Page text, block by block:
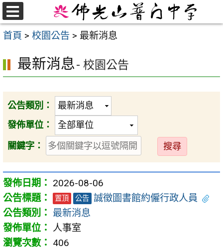
跳
至
主首頁 > 校園公告 > 最新消息
最新消息- 校園公告
公告類別：
發佈單位：
關鍵字：
送
出
2026-08-06
置頂 公告 誠徵圖書館約僱行政人員
最新消息
人事室
406
選
單